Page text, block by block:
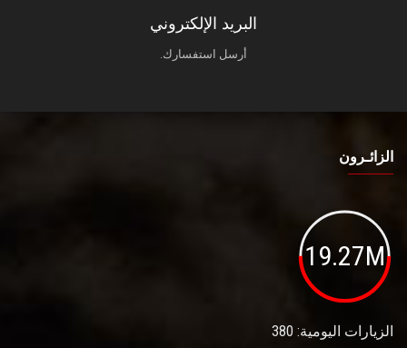
البريد الإلكتروني
أرسل استفسارك.
الزائـرون
19.27M
الزيارات اليومية: 380